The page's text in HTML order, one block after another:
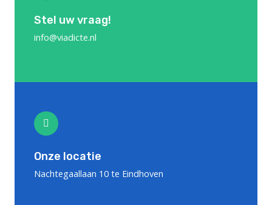
Stel uw vraag!
info@viadicte.nl
Onze locatie
Nachtegaallaan 10 te Eindhoven